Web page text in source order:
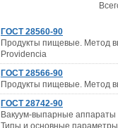
ГОСТ 28560-90
Продукты пищевые. Метод
Рrоvidеnсiа
ГОСТ 28566-90
Продукты пищевые. Метод
ГОСТ 28742-90
Вакуум-выпарные аппараты
Типы и основные параметры